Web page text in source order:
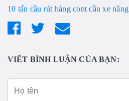
10 tấn cầu rút hàng cont cầu xe nâng
VIẾT BÌNH LUẬN CỦA BẠN: